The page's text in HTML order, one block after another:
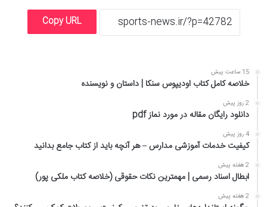
Copy URL
15 ساعت پیش
خلاصه کامل کتاب اودیپوس سنکا | داستان و نویسنده
2 روز پیش
دانلود رایگان مقاله در مورد نماز pdf
4 روز پیش
کیفیت خدمات آموزشی مدارس – هر آنچه باید از کتاب جامع بدانید
2 هفته پیش
ابطال اسناد رسمی | مهمترین نکات حقوقی (خلاصه کتاب ملکی پور)
2 هفته پیش